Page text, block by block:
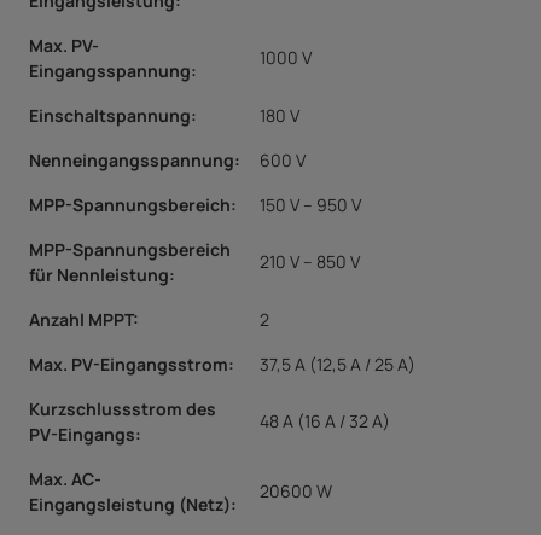
Max. PV-
Eingangsspannung:
1000 V
Einschaltspannung:
180 V
Nenneingangsspannung:
600 V
MPP-Spannungsbereich:
150 V – 950 V
MPP-Spannungsbereich
für Nennleistung:
210 V – 850 V
Anzahl MPPT:
2
Max. PV-Eingangsstrom:
37,5 A (12,5 A / 25 A)
Kurzschlussstrom des
PV-Eingangs:
48 A (16 A / 32 A)
Max. AC-
Eingangsleistung (Netz):
20600 W